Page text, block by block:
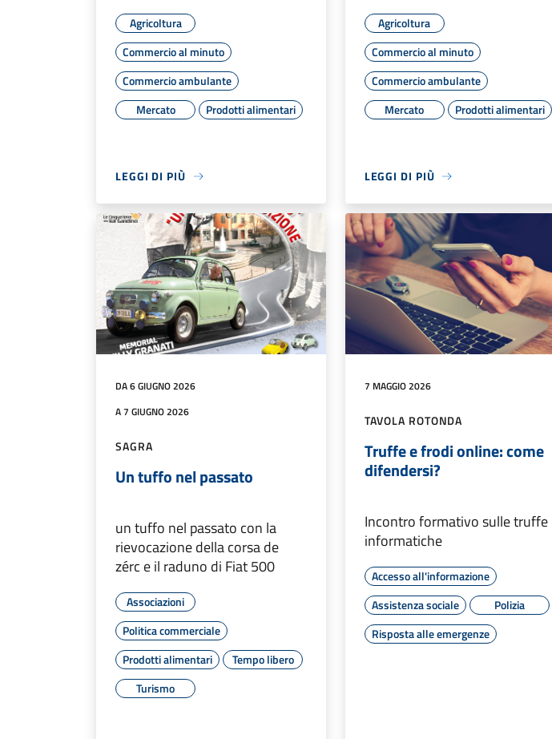
Agricoltura
Commercio al minuto
Commercio ambulante
Mercato
Prodotti alimentari
LEGGI DI PIÙ
Agricoltura
Commercio al minuto
Commercio ambulante
Mercato
Prodotti alimentari
LEGGI DI PIÙ
DA 6 GIUGNO 2026
A 7 GIUGNO 2026
SAGRA
Un tuffo nel passato
un tuffo nel passato con la
rievocazione della corsa de
zérc e il raduno di Fiat 500
Associazioni
Politica commerciale
Prodotti alimentari
Tempo libero
Turismo
7 MAGGIO 2026
TAVOLA ROTONDA
Truffe e frodi online: come
difendersi?
Incontro formativo sulle truffe
informatiche
Accesso all'informazione
Assistenza sociale
Polizia
Risposta alle emergenze